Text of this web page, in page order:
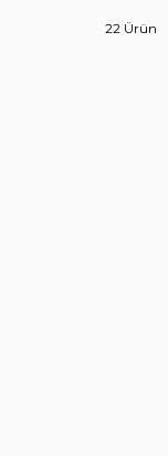
22 Ürün